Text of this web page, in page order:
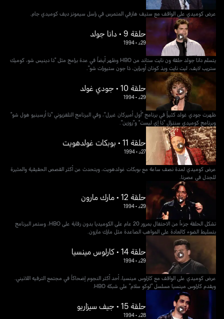
عرض كوميدي على الواقف مع ستيف هارفي المتمرس في راسل سيمونز ديف كوميدي جام.
حلقة 9 • دانا جولد
29د •
1994
يتسلم دانا جولد حلقة ون نايت ستاند من HBO وظهر أيضاً في عدة برامج مثل "ذا دينيس شو، كوميك
ستريب لايف، ليت نايت ويذ كونان أوبراين، ذا جون ستيورات شو".
حلقة 10 • جودي غولد
29د •
1994
ظهرت جودي غولد كثيراً في برنامج "أول أميركان غيرل"، وفي البرنامج التلفزيوني "ذا أرسينيو هول شو"
وبرنامج كوميدي سنترال "ذا إي ليست" و"روزين".
حلقة 11 • بوبكات غولدهويت
27د •
1994
عرض كوميدي لمدة نصف ساعة مع بوبكات غولدهويت، ويتحدث عن أكثر القصص الحقيقية والمثيرة
للجدل في عصرنا.
حلقة 12 • مارك مارون
29د •
1994
تشكل الحلقة جزءاً من الاحتفال بمرور 20 عام على الكوميديا بدون رقابة على HBO، وستمر البرنامج
بتسليط الضوء كالعادة على المواهب الصاعدة مثل مارك مارون.
حلقة 14 • كارلوس مينسيا
29د •
1994
عرض كوميدي على الواقف مع كارلوس مينسيا، أحد أكثر النجوم إضحاكاً في مجتمع الترفيه اللاتيني.
ويقدم كارلوس مينسيا مسلسل "لوكو سلام" على شبكة HBO.
حلقة 15 • جيف سيزاريو
28د •
1994